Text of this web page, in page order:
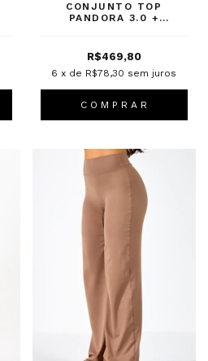
CONJUNTO TOP
PANDORA 3.0 +
R$469,80
6 x de R$78,30 sem juros
C O M P R A R